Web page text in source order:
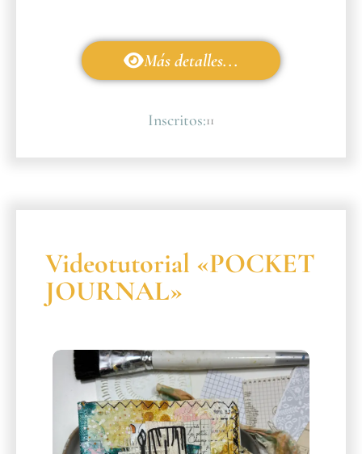
Más detalles...
Inscritos:11
Videotutorial «POCKET
JOURNAL»